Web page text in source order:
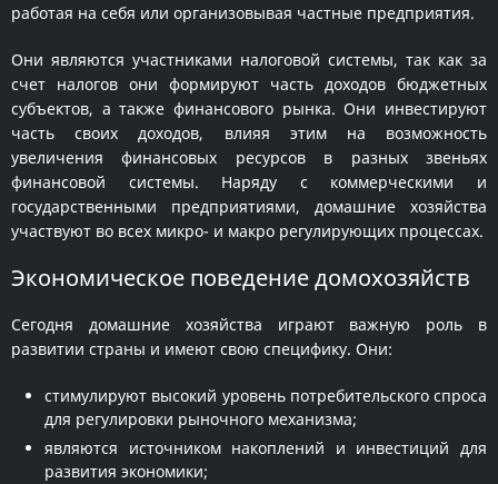
работая на себя или организовывая частные предприятия.
Они являются участниками налоговой системы, так как за
счет налогов они формируют часть доходов бюджетных
субъектов, а также финансового рынка. Они инвестируют
часть своих доходов, влияя этим на возможность
увеличения финансовых ресурсов в разных звеньях
финансовой системы. Наряду с коммерческими и
государственными предприятиями, домашние хозяйства
участвуют во всех микро- и макро регулирующих процессах.
Экономическое поведение домохозяйств
Сегодня домашние хозяйства играют важную роль в
развитии страны и имеют свою специфику. Они:
стимулируют высокий уровень потребительского спроса
для регулировки рыночного механизма;
являются источником накоплений и инвестиций для
развития экономики;